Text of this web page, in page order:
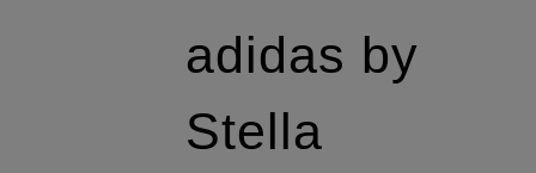
adidas by
Stella